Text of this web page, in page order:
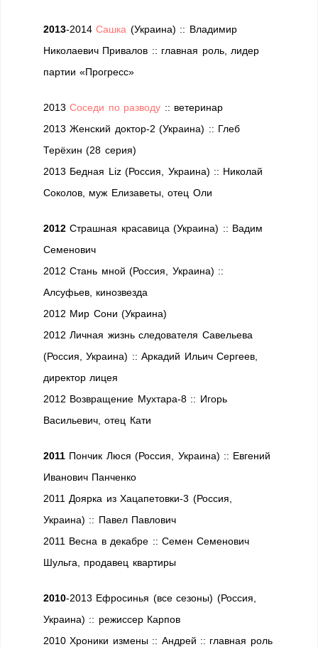
2013-2014Сашка (Украина) :: Владимир
Николаевич Привалов :: главная роль, лидер
партии «Прогресс»
2013Соседи по разводу :: ветеринар
2013 Женский доктор-2 (Украина) :: Глеб
Терёхин (28 серия)
2013 Бедная Liz (Россия, Украина) :: Николай
Соколов, муж Елизаветы, отец Оли
2012 Страшная красавица (Украина) :: Вадим
Семенович
2012 Стань мной (Россия, Украина) ::
Алсуфьев, кинозвезда
2012 Мир Сони (Украина)
2012 Личная жизнь следователя Савельева
(Россия, Украина) :: Аркадий Ильич Сергеев,
директор лицея
2012 Возвращение Мухтара-8 :: Игорь
Васильевич, отец Кати
2011 Пончик Люся (Россия, Украина) :: Евгений
Иванович Панченко
2011 Доярка из Хацапетовки-3 (Россия,
Украина) :: Павел Павлович
2011 Весна в декабре :: Семен Семенович
Шульга, продавец квартиры
2010-2013 Ефросинья (все сезоны) (Россия,
Украина) :: режиссер Карпов
2010 Хроники измены :: Андрей :: главная роль